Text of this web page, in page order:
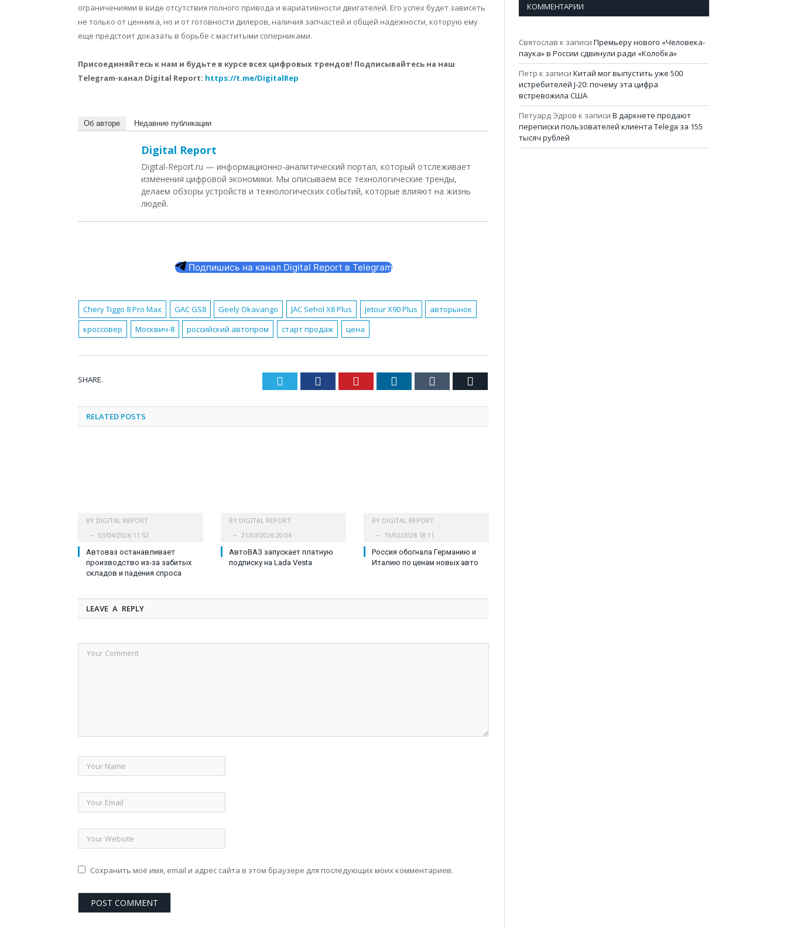
ограничениями в виде отсутствия полного привода и вариативности двигателей. Его успех будет зависеть
не только от ценника, но и от готовности дилеров, наличия запчастей и общей надежности, которую ему
еще предстоит доказать в борьбе с маститыми соперниками.
Присоединяйтесь к нам и будьте в курсе всех цифровых трендов! Подписывайтесь на наш
Telegram-канал Digital Report: https://t.me/DigitalRep
Об авторе Недавние публикации
Digital Report
Digital-Report.ru — информационно-аналитический портал, который отслеживает
изменения цифровой экономики. Мы описываем все технологические тренды,
делаем обзоры устройств и технологических событий, которые влияют на жизнь
людей.
Подпишись на канал Digital Report в Telegram
Chery Tiggo 8 Pro Max GAC GS8 Geely Okavango JAC Sehol X8 Plus Jetour X90 Plus
авторынок
кроссовер
Москвич-8 российский автопром старт продаж цена
SHARE. Twitter Facebook Pinterest LinkedIn Tumblr
RELATED POSTS
BY DIGITAL REPORT
03/04/2026 11:52
Автоваз останавливает
производство из-за забитых
складов и падения спроса
BY DIGITAL REPORT
21/03/2026 20:04
АвтоВАЗ запускает платную
подписку на Lada Vesta
BY DIGITAL REPORT
19/02/2026 18:11
Россия обогнала Германию и
Италию по ценам новых авто
LEAVE A REPLY
Сохранить моё имя, email и адрес сайта в этом браузере для последующих моих комментариев.
КОММЕНТАРИИ
Святослав к записи Премьеру нового «Человека-
паука» в России сдвинули ради «Колобка»
Петр к записи Китай мог выпустить уже 500
истребителей J-20: почему эта цифра
встревожила США
Петуард Эдров к записи В даркнете продают
переписки пользователей клиента Telega за 155
тысяч рублей